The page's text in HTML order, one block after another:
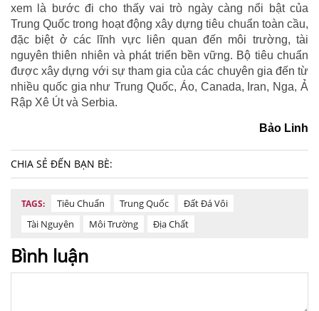
xem là bước đi cho thấy vai trò ngày càng nổi bật của
Trung Quốc trong hoạt động xây dựng tiêu chuẩn toàn cầu,
đặc biệt ở các lĩnh vực liên quan đến môi trường, tài
nguyên thiên nhiên và phát triển bền vững. Bộ tiêu chuẩn
được xây dựng với sự tham gia của các chuyên gia đến từ
nhiều quốc gia như Trung Quốc, Áo, Canada, Iran, Nga, Ả
Rập Xê Út và Serbia.
Bảo Linh
CHIA SẺ ĐẾN BẠN BÈ:
TAGS: Tiêu Chuẩn Trung Quốc
Đất Đá Vôi
Tài Nguyên
Môi Trường Địa Chất
Bình luận